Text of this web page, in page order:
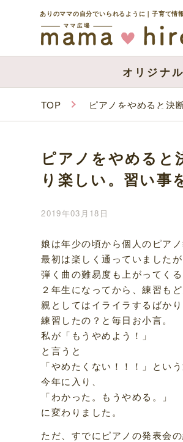
ありのママの自分でいられるように｜子育て情
オリジナ
TOP ピアノをやめると決
ピアノをやめると
り楽しい。習い事
2019年03月18日
娘は年少の頃から個人のピア
最初は楽しく通っていましたが
弾く曲の難易度も上がってく
２年生になってから、練習も
親としてはイライラするばかり
練習したの？と毎日お小言。
私が「もうやめよう！」
と言うと
「やめたくない！！！」とい
今年に入り、
「わかった。もうやめる。」
に変わりました。
ただ、すでにピアノの発表会